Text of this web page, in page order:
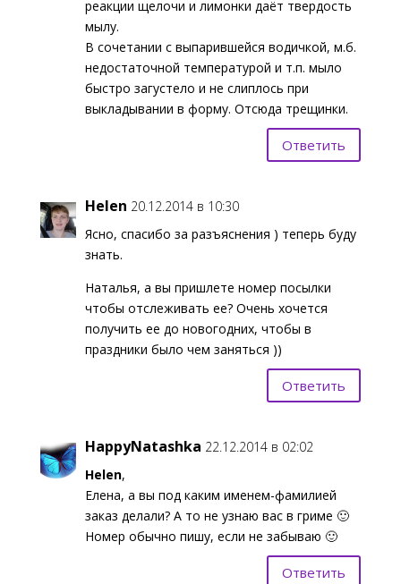
реакции щелочи и лимонки даёт твердость
мылу.
В сочетании с выпарившейся водичкой, м.б.
недостаточной температурой и т.п. мыло
быстро загустело и не слиплось при
выкладывании в форму. Отсюда трещинки.
Ответить
Helen 20.12.2014 в 10:30
Ясно, спасибо за разъяснения ) теперь буду
знать.
Наталья, а вы пришлете номер посылки
чтобы отслеживать ее? Очень хочется
получить ее до новогодних, чтобы в
праздники было чем заняться ))
Ответить
HappyNatashka 22.12.2014 в 02:02
Helen,
Елена, а вы под каким именем-фамилией
заказ делали? А то не узнаю вас в гриме 🙂
Номер обычно пишу, если не забываю 🙂
Ответить